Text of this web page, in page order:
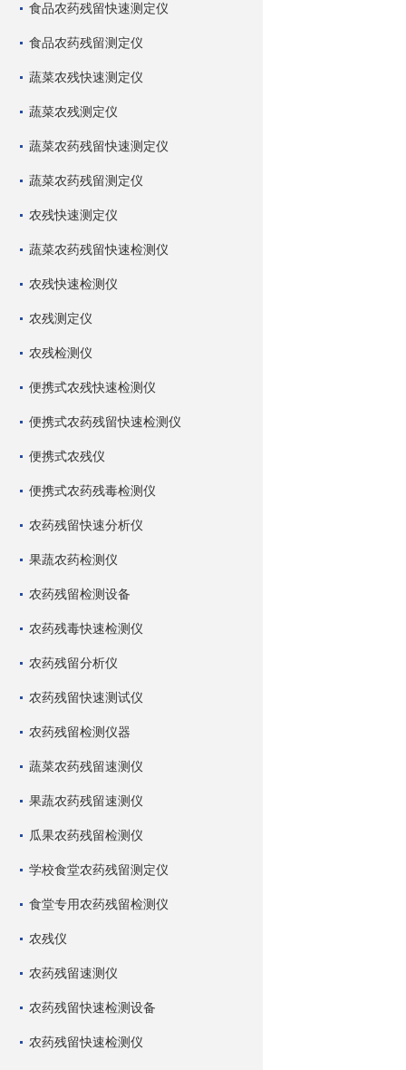
食品农药残留快速测定仪
食品农药残留测定仪
蔬菜农残快速测定仪
蔬菜农残测定仪
蔬菜农药残留快速测定仪
蔬菜农药残留测定仪
农残快速测定仪
蔬菜农药残留快速检测仪
农残快速检测仪
农残测定仪
农残检测仪
便携式农残快速检测仪
便携式农药残留快速检测仪
便携式农残仪
便携式农药残毒检测仪
农药残留快速分析仪
果蔬农药检测仪
农药残留检测设备
农药残毒快速检测仪
农药残留分析仪
农药残留快速测试仪
农药残留检测仪器
蔬菜农药残留速测仪
果蔬农药残留速测仪
瓜果农药残留检测仪
学校食堂农药残留测定仪
食堂专用农药残留检测仪
农残仪
农药残留速测仪
农药残留快速检测设备
农药残留快速检测仪